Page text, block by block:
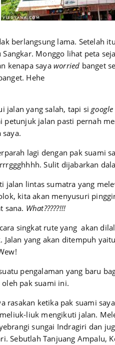
berlangsung lama. Setelah
Monggo lihat peta
kenapa sayaworried banget
Hehe
jalan yang salah, tapi sigoogle
petunjuk jalan pasti pernah
lagi dengan pak suami
Sulit dijabarkan
jalan lintas sumatra yang
kita akan menyusuri
sana. What?????!!!
singkat rute yang akan
Jalan yang akan ditempuh
pengalaman yang baru
pak suami ini.
rasakan ketika pak suami
liuk mengikuti jalan.
sungai Indragiri dan
Sebutlah Tanjuang Ampalu,